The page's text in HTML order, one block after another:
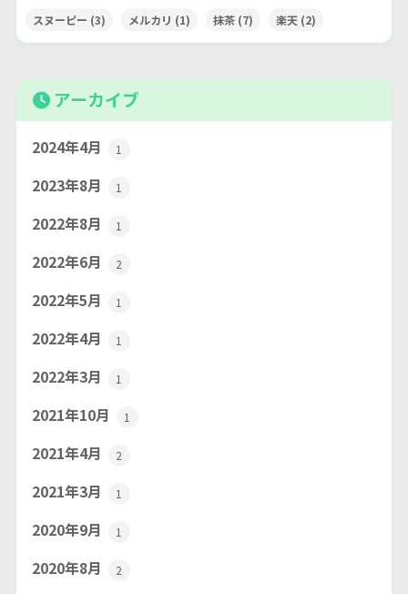
スヌーピー (3) メルカリ (1) 抹茶(7) 楽天(2)
アーカイブ
2024年4月 1
2023年8月 1
2022年8月 1
2022年6月 2
2022年5月 1
2022年4月 1
2022年3月 1
2021年10月 1
2021年4月 2
2021年3月 1
2020年9月 1
2020年8月 2